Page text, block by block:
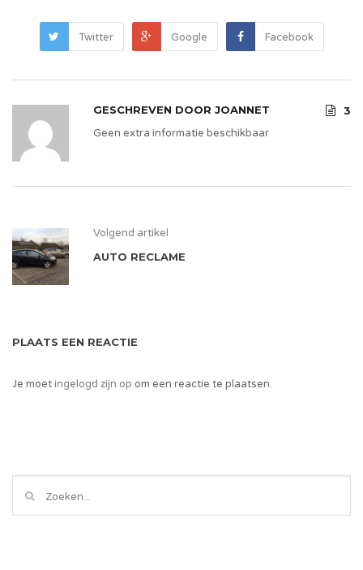
Twitter Google Facebook
GESCHREVEN DOOR JOANNET
3
Geen extra informatie beschikbaar
Volgend artikel
AUTO RECLAME
PLAATS EEN REACTIE
Je moetingelogd zijn op om een reactie te plaatsen.